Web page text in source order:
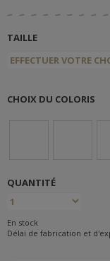
TAILLE
CHOIX DU COLORIS
QUANTITÉ
En stock
Délai de fabrication et